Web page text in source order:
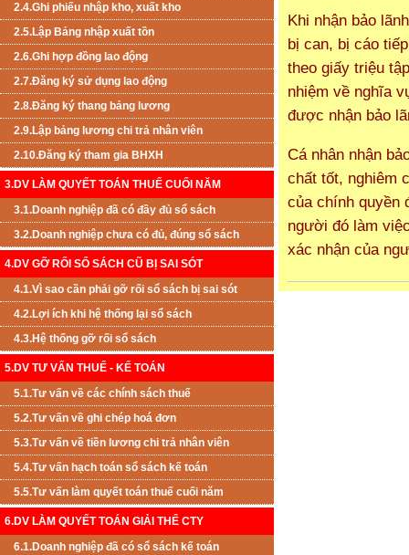
2.4.Ghi phiếu nhập kho, xuất kho
2.5.Lập Bảng nhập xuất tồn
2.6.Ghi hợp đồng lao động
2.7.Đăng ký sử dụng lao động
2.8.Đăng ký thang bảng lương
2.9.Lập bảng lương chi trả nhân viên
2.10.Đăng ký tham gia BHXH
3.DV LÀM QUYẾT TOÁN THUẾ CUỐI NĂM
3.1.Doanh nghiệp đã có đầy đủ sổ sách
3.2.Doanh nghiệp chưa có đủ, đúng sổ sách
4.DV GỠ RỐI SỔ SÁCH CŨ BỊ SAI SÓT
4.1.Vì sao cần phải gỡ rối sổ sách bị sai sót
4.2.Lợi ích khi hệ thống lại sổ sách
4.3.Hệ thống gỡ rối sổ sách
5.DV TƯ VẤN THUẾ - KẾ TOÁN
5.1.Tư vấn về các chính sách thuế
5.2.Tư vấn về ghi chép hoá đơn
5.3.Tư vấn về tiền lương chi trả nhân viên
5.4.Tư vấn hạch toán sổ sách kế toán
5.5.Tư vấn làm quyết toán thuế cuối năm
6.DV LÀM QUYẾT TOÁN GIẢI THỂ CTY
6.1.Doanh nghiệp đã có sổ sách kế toán
Khi nhận bảo
bị can, bị cáo
theo giấy triệu
nhiệm về nghĩa
được nhận bảo
Cá nhân nhận
chất tốt, nghiêm
của chính quyền
người đó làm
xác nhận của